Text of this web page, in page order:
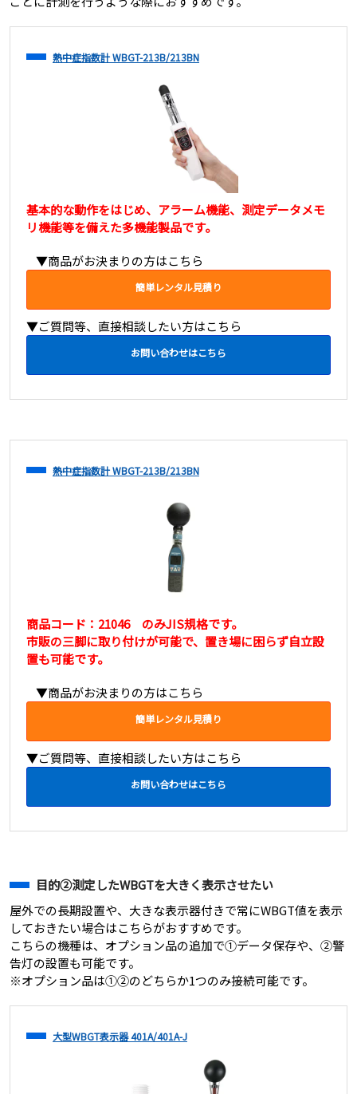
熱中症指数計 WBGT-213B/213BN
基本的な動作をはじめ、アラーム機能、測定データメモ
リ機能等を備えた多機能製品です。
▼商品がお決まりの方はこちら
簡単レンタル見積り
▼ご質問等、直接相談したい方はこちら
お問い合わせはこちら
熱中症指数計 WBGT-213B/213BN
商品コード：21046 のみJIS規格です。
市販の三脚に取り付けが可能で、置き場に困らず自立設
置も可能です。
▼商品がお決まりの方はこちら
簡単レンタル見積り
▼ご質問等、直接相談したい方はこちら
お問い合わせはこちら
目的②測定したWBGTを大きく表示させたい
屋外での長期設置や、大きな表示器付きで常にWBGT値を表示
しておきたい場合はこちらがおすすめです。
こちらの機種は、オプション品の追加で①データ保存や、②警
告灯の設置も可能です。
※オプション品は①②のどちらか1つのみ接続可能です。
大型WBGT表示器 401A/401A-J